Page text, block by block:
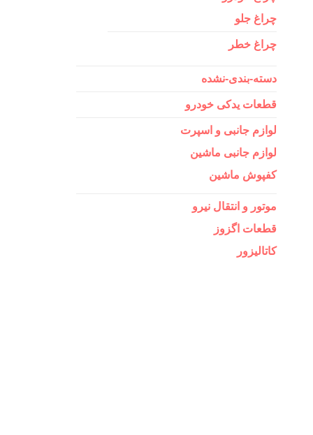
چراغ جلو
چراغ خطر
دسته-بندی-نشده
قطعات یدکی خودرو
لوازم جانبی و اسپرت
لوازم جانبی ماشین
کفپوش ماشین
موتور و انتقال نیرو
قطعات اگزوز
کاتالیزور